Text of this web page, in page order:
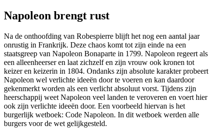
Napoleon brengt rust
Na de onthoofding van Robespierre blijft het nog een aantal jaar
onrustig in Frankrijk. Deze chaos komt tot zijn einde na een
staatsgreep van Napoleon Bonaparte in 1799. Napoleon regeert als
een alleenheerser en laat zichzelf en zijn vrouw ook kronen tot
keizer en keizerin in 1804. Ondanks zijn absolute karakter probeert
Napoleon wel verlichte ideeën door te voeren en kan daardoor
gekenmerkt worden als een verlicht absoluut vorst. Tijdens zijn
heerschappij weet Napoleon veel landen te veroveren en voert hier
ook zijn verlichte ideeën door. Een voorbeeld hiervan is het
burgerlijk wetboek: Code Napoleon. In dit wetboek werden alle
burgers voor de wet gelijkgesteld.